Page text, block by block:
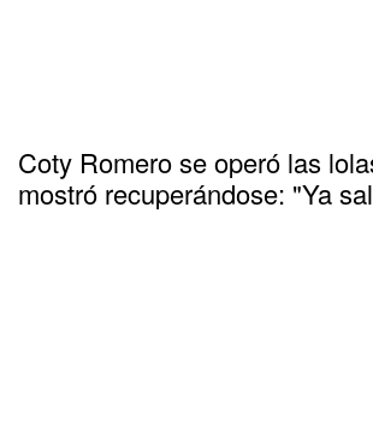
Coty Romero se operó las
mostró recuperándose: "Ya